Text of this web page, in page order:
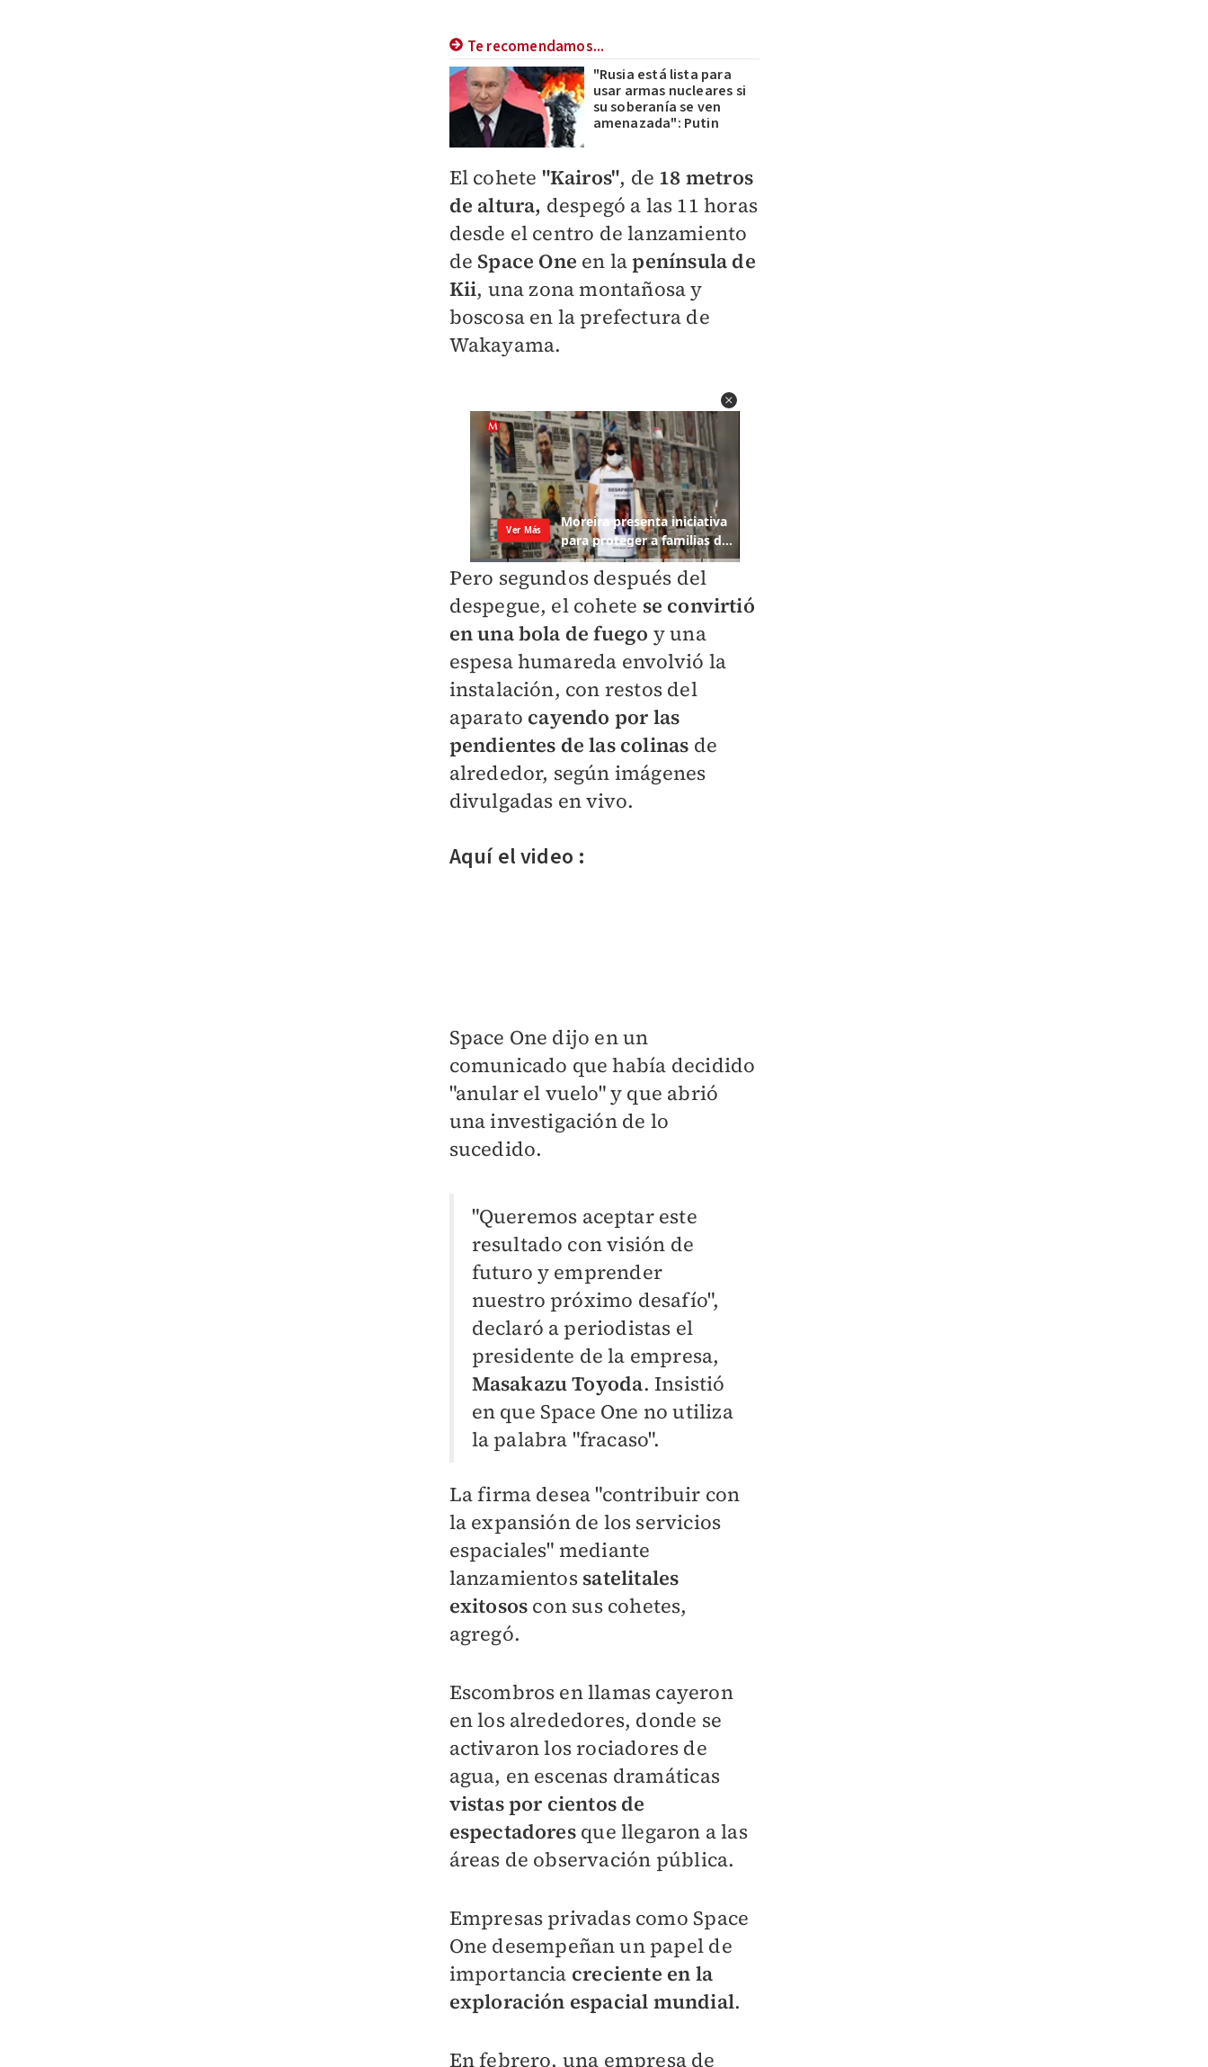
Te recomendamos...
"Rusia está lista para
usar armas nucleares si
su soberanía se ven
amenazada": Putin
El cohete "Kairos", de 18 metros
de altura, despegó a las 11 horas
desde el centro de lanzamiento
de Space One en lapenínsula de
Kii, una zona montañosa y
boscosa en la prefectura de
Wakayama.
Pero segundos después del
despegue, el cohete se convirtió
en una bola de fuego y una
espesa humareda envolvió la
instalación, con restos del
aparato cayendo por las
pendientes de las colinas de
alrededor, según imágenes
divulgadas en vivo.
Aquí el video :
Space One dijo en un
comunicado que había decidido
"anular el vuelo" y que abrió
una investigación de lo
sucedido.
"Queremos aceptar este
resultado con visión de
futuro y emprender
nuestro próximo desafío",
declaró a periodistas el
presidente de la empresa,
Masakazu Toyoda. Insistió
en que Space One no utiliza
la palabra "fracaso".
La firma desea "contribuir con
la expansión de los servicios
espaciales" mediante
lanzamientos satelitales
exitosos con sus cohetes,
agregó.
Escombros en llamas cayeron
en los alrededores, donde se
activaron los rociadores de
agua, en escenas dramáticas
vistas por cientos de
espectadoresque llegaron a las
áreas de observación pública.
Empresas privadas como Space
One desempeñan un papel de
importancia creciente en la
exploración espacial mundial.
En febrero, una empresa de